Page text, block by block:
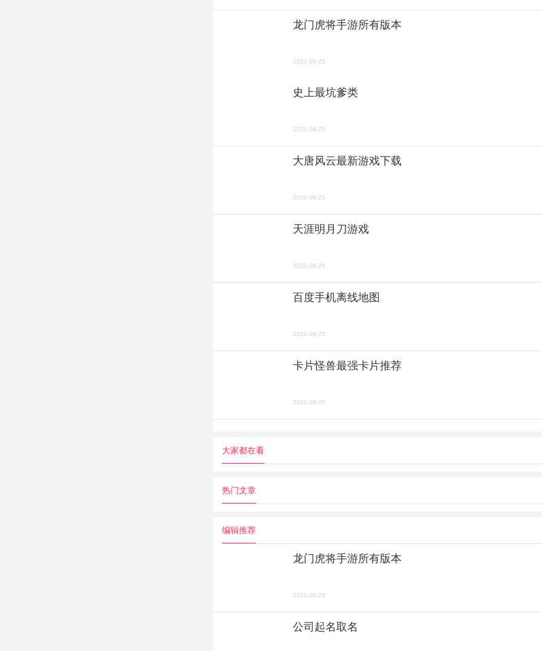
龙门虎将手游所有版本
2021-06-25
史上最坑爹类
2021-06-25
大唐风云最新游戏下载
2021-06-25
天涯明月刀游戏
2021-06-25
百度手机离线地图
2021-06-25
卡片怪兽最强卡片推荐
2021-06-25
大家都在看
热门文章
编辑推荐
龙门虎将手游所有版本
2021-06-25
公司起名取名